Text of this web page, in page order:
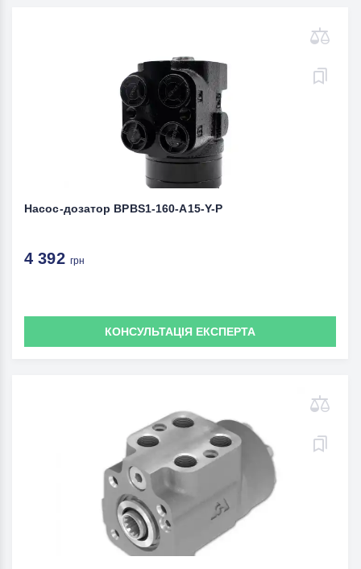
Насос-дозатор BPBS1-160-A15-Y-P
4 392 грн
КОНСУЛЬТАЦІЯ ЕКСПЕРТА